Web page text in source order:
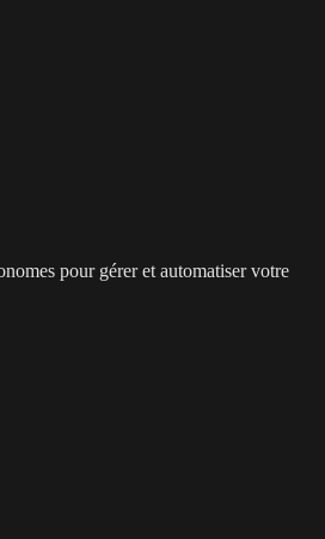
pour gérer et automatiser votre